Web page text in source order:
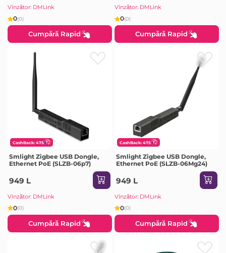
Vînzător: DMLink
0(0)
Cumpără Rapid
Vînzător: DMLink
0(0)
Cumpără Rapid
CashBack: 475
Smlight Zigbee USB Dongle,
Ethernet PoE (SLZB-06p7)
949 L
Vînzător: DMLink
0(0)
Cumpără Rapid
CashBack: 475
Smlight Zigbee USB Dongle,
Ethernet PoE (SLZB-06Mg24)
949 L
Vînzător: DMLink
0(0)
Cumpără Rapid